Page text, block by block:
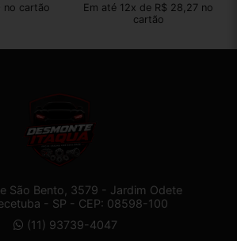
no cartão
Em até 12x de R$ 28,27 no
cartão
São Bento, 3579 - Jardim Odete
- SP - CEP: 08598-100
(11) 93739-4047